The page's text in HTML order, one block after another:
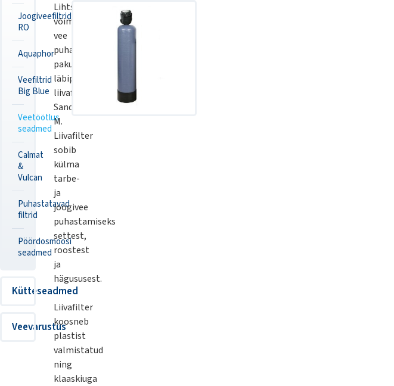
Lihtsa
võimaluse
vee
puhastamiseks
pakub
läbipesuga
liivafilter
Sand
M.
Liivafilter
sobib
külma
tarbe-
ja
joogivee
puhastamiseks
settest,
roostest
ja
hägususest.
Liivafilter
koosneb
plastist
valmistatud
ning
klaaskiuga
Joogiveefiltrid
RO
Aquaphor
Veefiltrid
Big Blue
Veetöötlus
seadmed
Calmat
&
Vulcan
Puhastatavad
filtrid
Pöördosmoosi
seadmed
Kütteseadmed
Veevarustus